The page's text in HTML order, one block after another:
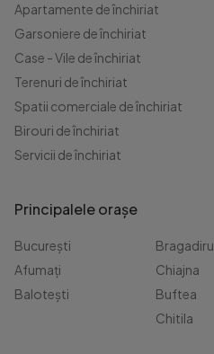
Apartamente de închiriat
Garsoniere de închiriat
Case - Vile de închiriat
Terenuri de închiriat
Spatii comerciale de închiriat
Birouri de închiriat
Servicii de închiriat
Principalele orașe
București
Afumați
Balotești
Bragadiru
Chiajna
Buftea
Chitila